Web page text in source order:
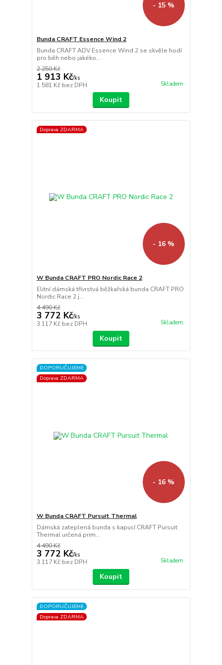
- 15 %
Bunda CRAFT Essence Wind 2
Bunda CRAFT ADV Essence Wind 2 se skvěle hodí
pro běh nebo jakéko...
2 250 Kč
1 913 Kč/ks
1 581 Kč bez DPH Skladem
Koupit
Doprava ZDARMA
- 16 %
W Bunda CRAFT PRO Nordic Race 2
Elitní dámská třívrstvá běžkařská bunda CRAFT PRO
Nordic Race 2 j...
4 490 Kč
3 772 Kč/ks
3 117 Kč bez DPH Skladem
Koupit
DOPORUČUJEME
Doprava ZDARMA
- 16 %
W Bunda CRAFT Pursuit Thermal
Dámská zateplená bunda s kapucí CRAFT Pursuit
Thermal určená prim...
4 490 Kč
3 772 Kč/ks
3 117 Kč bez DPH Skladem
Koupit
DOPORUČUJEME
Doprava ZDARMA